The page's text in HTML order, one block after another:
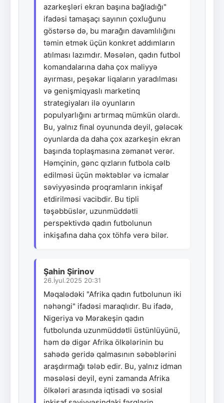
azarkeşləri ekran başına bağladığı"
ifadəsi tamaşaçı sayının çoxluğunu
göstərsə də, bu marağın davamlılığını
təmin etmək üçün konkret addımların
atılması lazımdır. Məsələn, qadın futbol
komandalarına daha çox maliyyə
ayırması, peşəkar liqaların yaradılması
və genişmiqyaslı marketinq
strategiyaları ilə oyunların
populyarlığını artırmaq mümkün olardı.
Bu, yalnız final oyununda deyil, gələcək
oyunlarda da daha çox azarkeşin ekran
başında toplaşmasına zəmanət verər.
Həmçinin, gənc qızların futbola cəlb
edilməsi üçün məktəblər və icmalar
səviyyəsində proqramların inkişaf
etdirilməsi vacibdir. Bu tipli
təşəbbüslər, uzunmüddətli
perspektivdə qadın futbolunun
inkişafına daha çox töhfə verə bilər.
Şahin Şirinov
26.İyul.2025 20:31
Məqalədəki "Afrika qadın futbolunun iki
nəhəngi" ifadəsi maraqlıdır. Bu ifadə,
Nigeriya və Mərakeşin qadın
futbolunda uzunmüddətli üstünlüyünü,
həm də digər Afrika ölkələrinin bu
sahədə geridə qalmasının səbəblərini
araşdırmağı tələb edir. Bu, yalnız idman
məsələsi deyil, eyni zamanda Afrika
ölkələri arasında iqtisadi və sosial